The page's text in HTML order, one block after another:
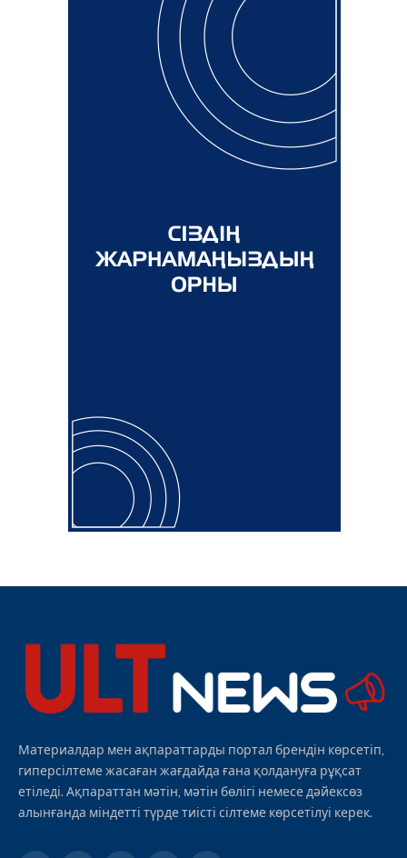
Материалдар мен ақпараттарды портал брендін көрсетіп,
гиперсілтеме жасаған жағдайда ғана қолдануға рұқсат
етіледі. Ақпараттан мәтін, мәтін бөлігі немесе дәйексөз
алынғанда міндетті түрде тиісті сілтеме көрсетілуі керек.